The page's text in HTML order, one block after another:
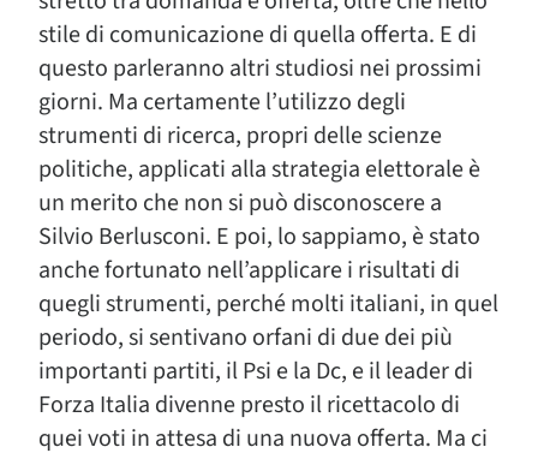
stile di comunicazione di quella offerta. E di
questo parleranno altri studiosi nei prossimi
giorni. Ma certamente l’utilizzo degli
strumenti di ricerca, propri delle scienze
politiche, applicati alla strategia elettorale è
un merito che non si può disconoscere a
Silvio Berlusconi. E poi, lo sappiamo, è stato
anche fortunato nell’applicare i risultati di
quegli strumenti, perché molti italiani, in quel
periodo, si sentivano orfani di due dei più
importanti partiti, il Psi e la Dc, e il leader di
Forza Italia divenne presto il ricettacolo di
quei voti in attesa di una nuova offerta. Ma ci